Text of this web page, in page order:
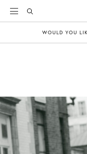
Open
Search
WOULD YOU